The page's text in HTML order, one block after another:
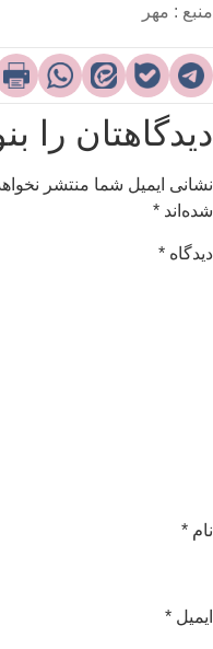
: مهر
را
ایمیل شما منتشر
*
*
*
*